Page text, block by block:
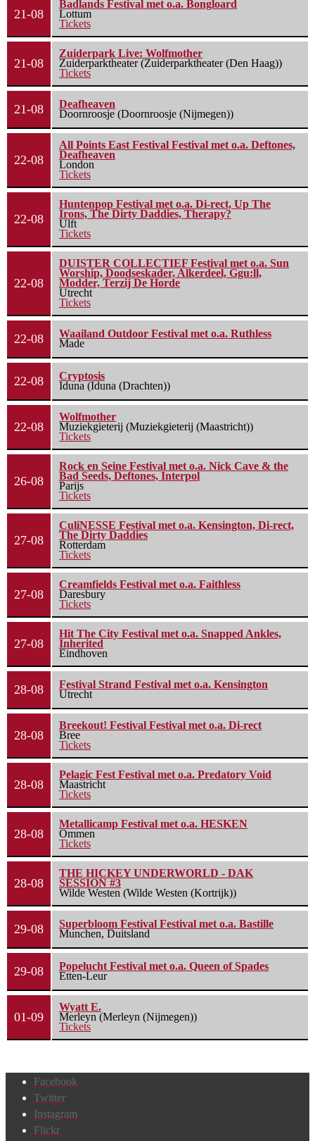
21-08
Badlands Festival met o.a. Bongloard
Lottum
Tickets
21-08
Zuiderpark Live: Wolfmother
Zuiderparktheater (Zuiderparktheater (Den Haag))
Tickets
21-08
Deafheaven
Doornroosje (Doornroosje (Nijmegen))
22-08
All Points East Festival Festival met o.a. Deftones,
Deafheaven
London
Tickets
22-08
Huntenpop Festival met o.a. Di-rect, Up The
Irons, The Dirty Daddies, Therapy?
Ulft
Tickets
22-08
DUISTER COLLECTIEF Festival met o.a. Sun
Worship, Doodseskader, Alkerdeel, Ggu:ll,
Modder, Terzij De Horde
Utrecht
Tickets
22-08
Waailand Outdoor Festival met o.a. Ruthless
Made
22-08
Cryptosis
Iduna (Iduna (Drachten))
22-08
Wolfmother
Muziekgieterij (Muziekgieterij (Maastricht))
Tickets
26-08
Rock en Seine Festival met o.a. Nick Cave & the
Bad Seeds, Deftones, Interpol
Parijs
Tickets
27-08
CuliNESSE Festival met o.a. Kensington, Di-rect,
The Dirty Daddies
Rotterdam
Tickets
27-08
Creamfields Festival met o.a. Faithless
Daresbury
Tickets
27-08
Hit The City Festival met o.a. Snapped Ankles,
Inherited
Eindhoven
28-08
Festival Strand Festival met o.a. Kensington
Utrecht
28-08
Breekout! Festival Festival met o.a. Di-rect
Bree
Tickets
28-08
Pelagic Fest Festival met o.a. Predatory Void
Maastricht
Tickets
28-08
Metallicamp Festival met o.a. HESKEN
Ommen
Tickets
28-08
THE HICKEY UNDERWORLD - DAK
SESSION #3
Wilde Westen (Wilde Westen (Kortrijk))
29-08
Superbloom Festival Festival met o.a. Bastille
Munchen, Duitsland
29-08
Popelucht Festival met o.a. Queen of Spades
Etten-Leur
01-09
Wyatt E.
Merleyn (Merleyn (Nijmegen))
Tickets
Facebook
Twitter
Instagram
Flickr